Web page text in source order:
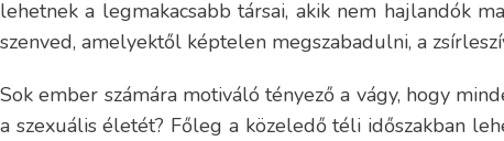
lehetnek a legmakacsabb társai, akik nem hajlandók
szenved, amelyektől képtelen megszabadulni, a
Sok ember számára motiváló tényező a vágy, hogy
a szexuális életét? Főleg a közeledő téli időszakban